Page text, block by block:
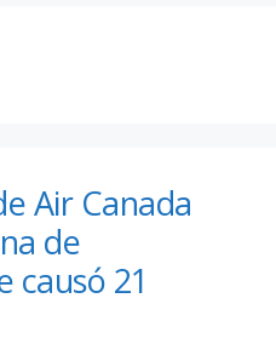
Air Canada
de
causó 21